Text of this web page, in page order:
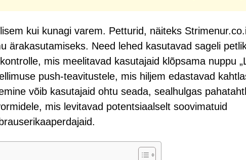
kui kunagi varem. Petturid, näiteks
ärakasutamiseks. Need lehed kasutavad sageli
mis meelitavad kasutajaid klõpsama nuppu
push-teavitustele, mis hiljem edastavad
võib kasutajaid ohtu seada, sealhulgas
mis levitavad potentsiaalselt soovimatuid